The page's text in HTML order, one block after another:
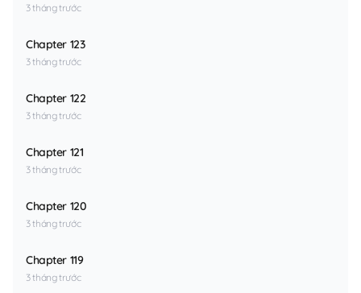
3 tháng trước
Chapter 123
3 tháng trước
Chapter 122
3 tháng trước
Chapter 121
3 tháng trước
Chapter 120
3 tháng trước
Chapter 119
3 tháng trước